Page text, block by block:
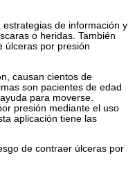
de información y
o heridas. También
úlceras por presión
causan cientos de
son pacientes de edad
para moverse.
presión mediante el uso
aplicación tiene las
de contraer úlceras por